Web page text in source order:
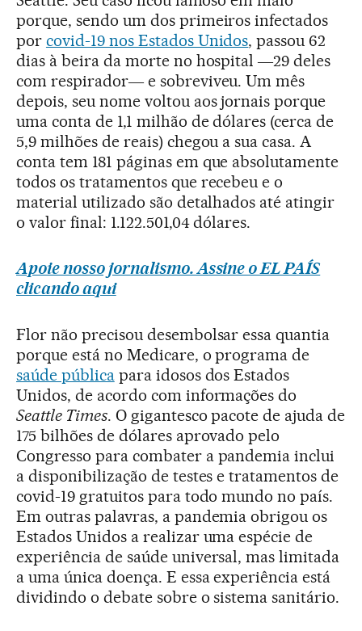
porque, sendo um dos primeiros infectados
por covid-19 nos Estados Unidos, passou 62
dias à beira da morte no hospital ―29 deles
com respirador― e sobreviveu. Um mês
depois, seu nome voltou aos jornais porque
uma conta de 1,1 milhão de dólares (cerca de
5,9 milhões de reais) chegou a sua casa. A
conta tem 181 páginas em que absolutamente
todos os tratamentos que recebeu e o
material utilizado são detalhados até atingir
o valor final: 1.122.501,04 dólares.
Apoie nosso jornalismo. Assine o EL PAÍS
clicando aqui
Flor não precisou desembolsar essa quantia
porque está no Medicare, o programa de
saúde públicapara idosos dos Estados
Unidos, de acordo com informações do
Seattle Times. O gigantesco pacote de ajuda de
175 bilhões de dólares aprovado pelo
Congresso para combater a pandemia inclui
a disponibilização de testes e tratamentos de
covid-19 gratuitos para todo mundo no país.
Em outras palavras, a pandemia obrigou os
Estados Unidos a realizar uma espécie de
experiência de saúde universal, mas limitada
a uma única doença. E essa experiência está
dividindo o debate sobre o sistema sanitário.